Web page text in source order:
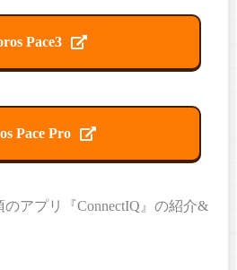
Pace3
Pace Pro
アプリ『ConnectIQ』の紹介&